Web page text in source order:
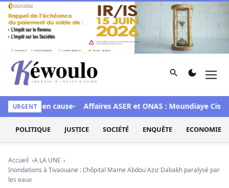
Aller au contenu
Kéwoulo, le premier site d'information et d'investigation
Rechercher
URGENT
28 mis en cause Affaires ASER et ONAS : Moundiaye Cissé
POLITIQUE JUSTICE SOCIÉTÉ ENQUÊTE ECONOMIE
Accueil
A LA UNE
Inondations à Tivaouane : L’hôpital Mame Abdou Aziz Dabakh paralysé par
les eaux